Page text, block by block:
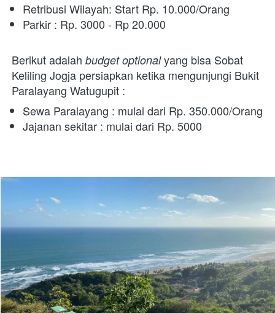
Retribusi Wilayah: Start Rp. 10.000/Orang
Parkir : Rp. 3000 - Rp 20.000
Berikut adalah budget optional yang bisa Sobat
Keliling Jogja persiapkan ketika mengunjungi Bukit
Paralayang Watugupit :
Sewa Paralayang : mulai dari Rp. 350.000/Orang
Jajanan sekitar : mulai dari Rp. 5000